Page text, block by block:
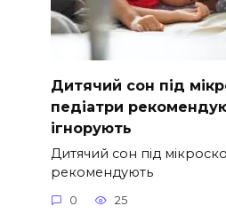
Дитячий сон під
педіатри
ігнорують
Дитячий сон під
рекомендують
0 25